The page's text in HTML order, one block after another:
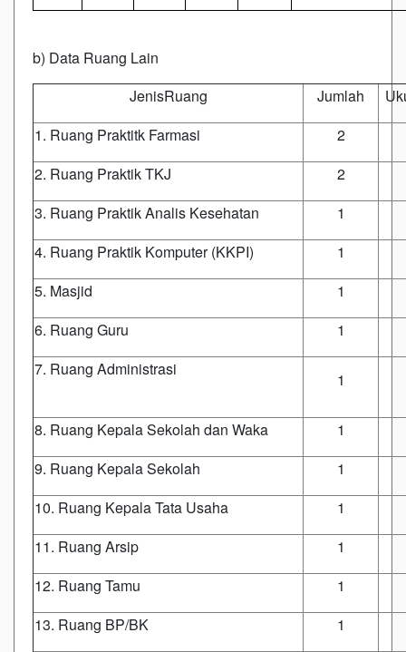
b) Data Ruang Lain
JenisRuang
Jumlah
1. Ruang Praktitk Farmasi
2
2. Ruang Praktik TKJ
2
3. Ruang Praktik Analis Kesehatan
1
4. Ruang Praktik Komputer (KKPI)
1
5. Masjid
1
6. Ruang Guru
1
7. Ruang Administrasi
1
8. Ruang Kepala Sekolah dan Waka
1
9. Ruang Kepala Sekolah
1
10. Ruang Kepala Tata Usaha
1
11. Ruang Arsip
1
12. Ruang Tamu
1
13. Ruang BP/BK
1